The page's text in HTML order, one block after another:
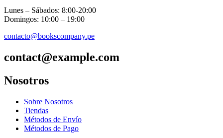
Lunes – Sábados: 8:00-20:00
Domingos: 10:00 – 19:00
contacto@bookscompany.pe
contact@example.com
Nosotros
Sobre Nosotros
Tiendas
Métodos de Envío
Métodos de Pago